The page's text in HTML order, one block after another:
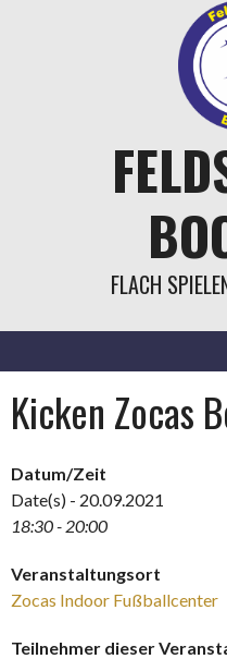
FLACH
Kicken Zocas
Datum/Zeit
Date(s) - 20.09.2021
18:30 - 20:00
Veranstaltungsort
Zocas Indoor Fußballcenter
Teilnehmer dieser